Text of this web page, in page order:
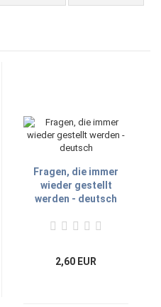
Fragen, die immer
wieder gestellt
werden - deutsch
2,60 EUR